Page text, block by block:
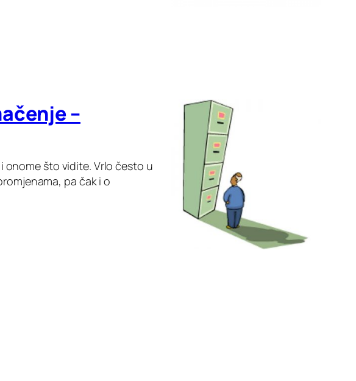
–
onome što vidite. Vrlo često u
pa čak i o